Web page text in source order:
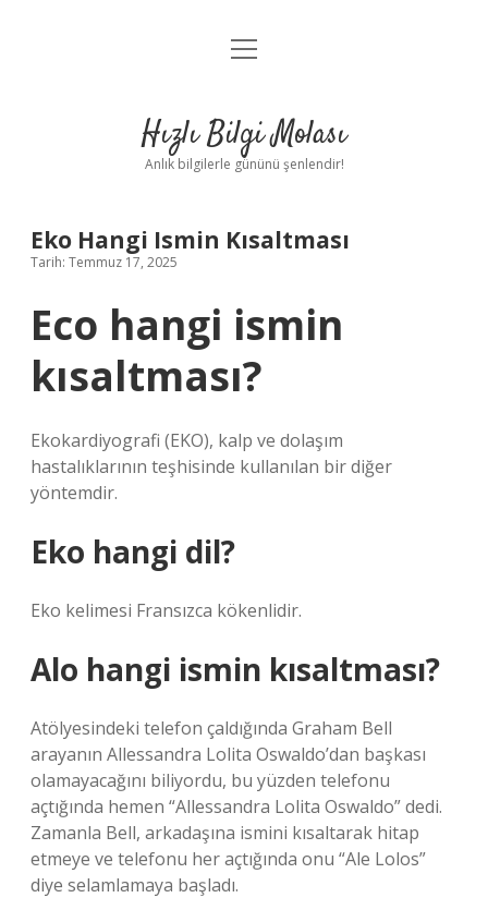
Anasayfa
Yasal Uyarı
menüyü
Hızlı Bilgi Molası
Anlık bilgilerle gününü şenlendir!
Eko Hangi Ismin Kısaltması
Tarih: Temmuz 17, 2025
Eco hangi ismin
kısaltması?
Ekokardiyografi (EKO), kalp ve dolaşım
hastalıklarının teşhisinde kullanılan bir diğer
yöntemdir.
Eko hangi dil?
Eko kelimesi Fransızca kökenlidir.
Alo hangi ismin kısaltması?
Atölyesindeki telefon çaldığında Graham Bell
arayanın Allessandra Lolita Oswaldo’dan başkası
olamayacağını biliyordu, bu yüzden telefonu
açtığında hemen “Allessandra Lolita Oswaldo” dedi.
Zamanla Bell, arkadaşına ismini kısaltarak hitap
etmeye ve telefonu her açtığında onu “Ale Lolos”
diye selamlamaya başladı.